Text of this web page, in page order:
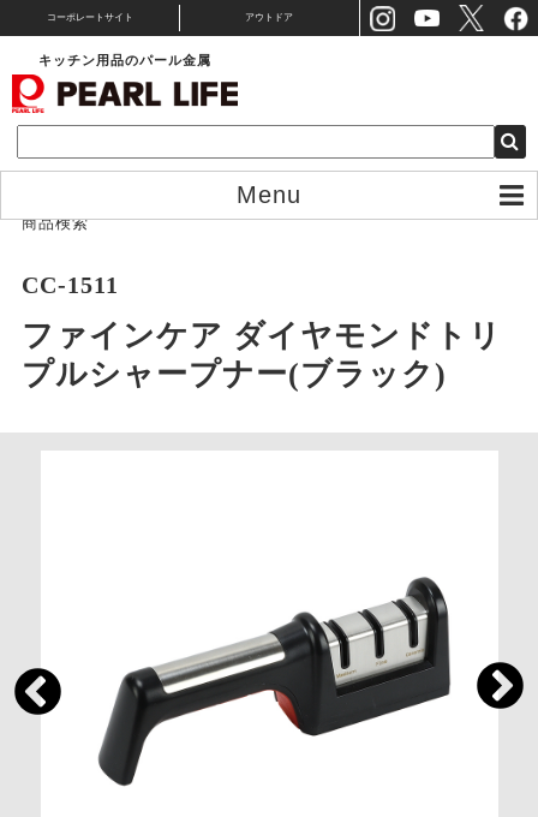
コーポレートサイト アウトドア
キッチン用品のパール金属
Menu
商品検索
CC-1511
ファインケア ダイヤモンドトリ
プルシャープナー(ブラック)